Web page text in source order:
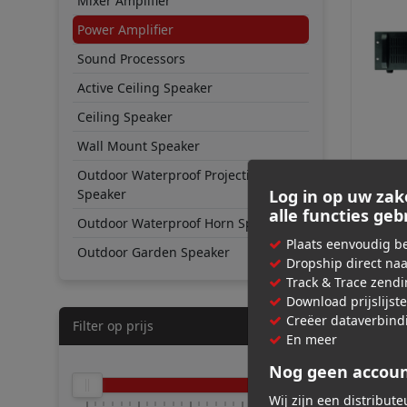
Power Amplifier
Sound Processors
Active Ceiling Speaker
Ceiling Speaker
Wall Mount Speaker
Outdoor Waterproof Projection
Speaker
Outdoor Waterproof Horn Speaker
Outdoor Garden Speaker
Filter op prijs
PA
€
Log in op uw
alle functies
Plaats eenvoudig
Dropship direct
Track & Trace
Download
Creëer
En meer
Nog geen
Wij zijn een